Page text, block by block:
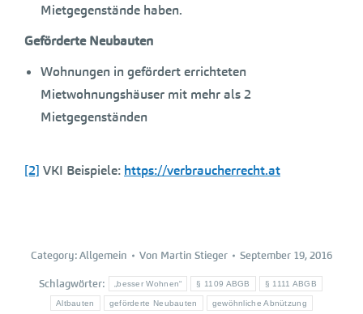
Mietgegenstände haben.
Geförderte Neubauten
Wohnungen in gefördert errichteten
Mietwohnungshäuser mit mehr als 2
Mietgegenständen
[2] VKI Beispiele: https://verbraucherrecht.at
Category:Allgemein Von Martin Stieger September 19, 2016
Schlagwörter: „besser Wohnen“ § 1109 ABGB § 1111 ABGB
Altbauten geförderte Neubauten gewöhnliche Abnützung